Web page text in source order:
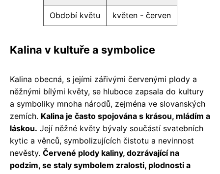
Období květu květen - červen
Kalina v kultuře a symbolice
Kalina obecná, s jejími zářivými červenými plody a
něžnými bílými květy, se hluboce zapsala do kultury
a symboliky mnoha národů, zejména ve slovanských
zemích. Kalina je často spojována s krásou, mládím a
láskou. Její něžné květy bývaly součástí svatebních
kytic a věnců, symbolizujících čistotu a nevinnost
nevěsty. Červené plody kaliny, dozrávající na
podzim, se staly symbolem zralosti, plodnosti a